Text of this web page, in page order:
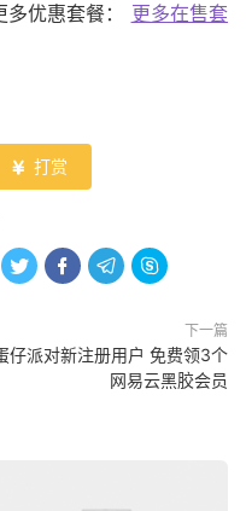
优惠套餐： 更多在售套
 打赏
   
下一篇
仔派对新注册用户 免费领3个
网易云黑胶会员